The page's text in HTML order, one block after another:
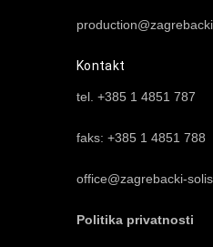
Kontakt
tel. +385 1 4851 787
faks: +385 1 4851 788
office@zagrebacki-
Politika privatnosti